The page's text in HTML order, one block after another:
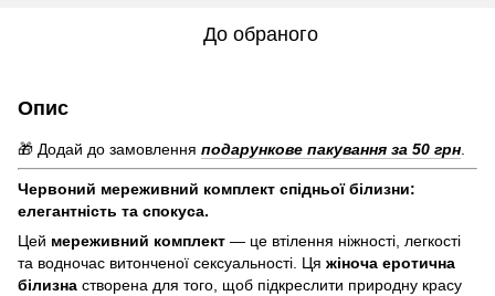
До обраного
Опис
🎁 Додай до замовлення подарункове пакування за 50 грн
Червоний мереживний комплект спідньої білизни:
елегантність та спокуса.
Цей мереживний комплект — це втілення ніжності, легкості
та водночас витонченої сексуальності. Ця жіноча еротична
білизна створена для того, щоб підкреслити природну красу